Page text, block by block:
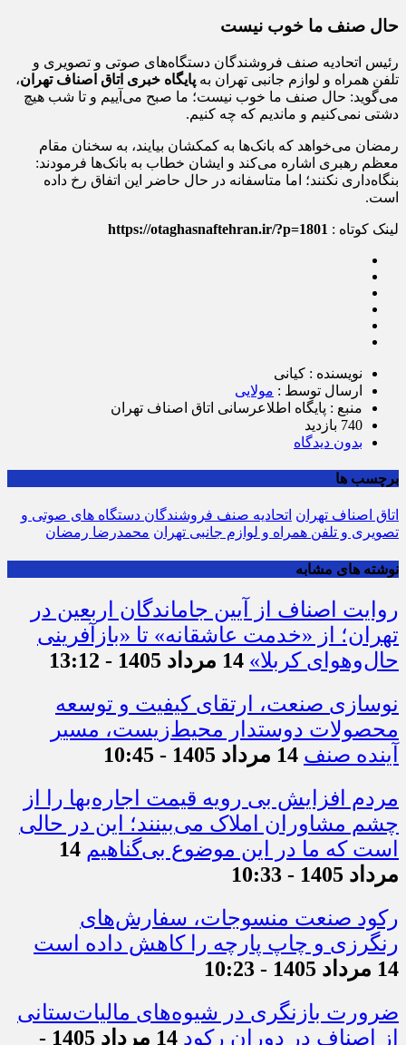
حال صنف ما خوب نیست
رئیس اتحادیه صنف فروشندگان دستگاه‌های صوتی و تصویری و
تلفن همراه و لوازم جانبی تهران به پایگاه خبری اتاق اصناف تهران،
می‌گوید: حال صنف ما خوب نیست؛ ما صبح می‌آییم و تا شب هیچ
دشتی نمی‌کنیم و ماندیم که چه کنیم.
رمضان می‌‌خواهد که بانک‌ها به کمک‎شان بیایند، به سخنان مقام
معظم رهبری اشاره می‌کند و ایشان خطاب به بانک‌ها فرمودند:
بنگاه‌داری نکنند؛ اما متاسفانه در حال حاضر این اتفاق رخ داده
است.
لینک کوتاه : https://otaghasnaftehran.ir/?p=1801
نویسنده : کیانی
ارسال توسط : مولایی
منبع : پایگاه اطلاع‎رسانی اتاق اصناف تهران
740 بازدید
بدون دیدگاه
برچسب ها
اتاق اصناف تهران اتحادیه صنف فروشندگان دستگاه های صوتی و
تصویری و تلفن همراه و لوازم جانبی تهران محمدرضا رمضان
نوشته های مشابه
روایت اصناف از آیین جاماندگان اربعین در
تهران؛ از «خدمت عاشقانه» تا «بازآفرینی
حال‌وهوای کربلا» 14 مرداد 1405 - 13:12
نوسازی صنعت، ارتقای کیفیت و توسعه
محصولات دوستدار محیط‌زیست، مسیر
آینده صنف 14 مرداد 1405 - 10:45
مردم افزایش بی رویه قیمت اجاره‌بها را از
چشم مشاوران املاک می‌بینند؛ این در حالی
است که ما در این موضوع بی‌گناهیم 14
مرداد 1405 - 10:33
رکود صنعت منسوجات، سفارش‌های
رنگرزی و چاپ پارچه را کاهش داده است
14 مرداد 1405 - 10:23
ضرورت بازنگری در شیوه‌های مالیات‌ستانی
از اصناف در دوران رکود
14 مرداد 1405 -